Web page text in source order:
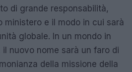
di grande responsabilità,
ministero e il modo in cui sarà
globale. In un mondo in
nuovo nome sarà un faro di
della missione della